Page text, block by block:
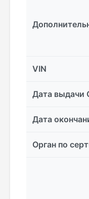
VIN
Дата выдачи
Дата
Орган по